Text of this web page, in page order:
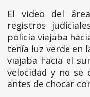
El video del
registros
policía viajaba
tenía luz verde en
viajaba hacia el
velocidad y no se
antes de chocar